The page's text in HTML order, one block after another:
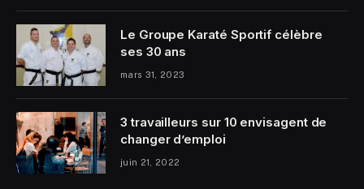
Le Groupe Karaté Sportif célèbre
ses 30 ans
mars 31, 2023
3 travailleurs sur 10 envisagent de
changer d’emploi
juin 21, 2022